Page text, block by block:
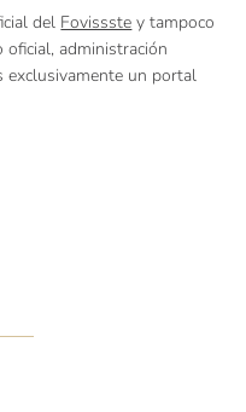
del Fovissste y tampoco
administración
exclusivamente un portal